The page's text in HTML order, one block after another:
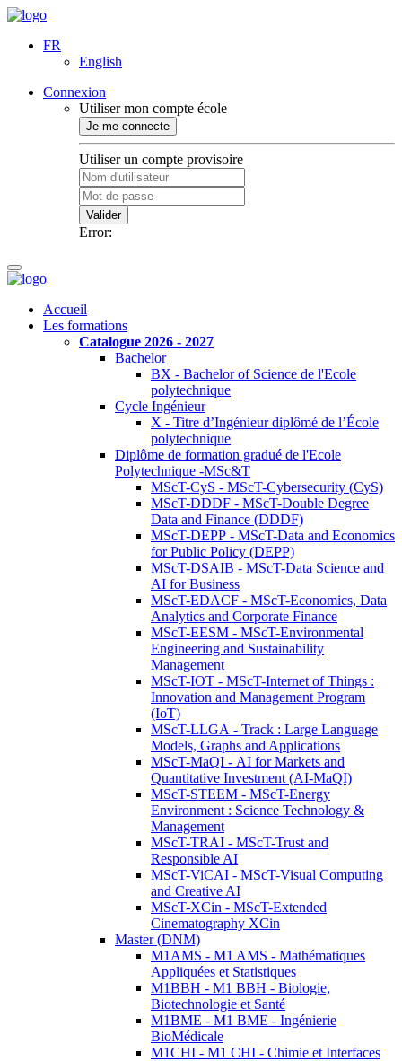
FR
English
Connexion
Utiliser mon compte école
Je me connecte
Utiliser un compte provisoire
Valider
Error:
Accueil
Les formations
Catalogue 2026 - 2027
Bachelor
BX - Bachelor of Science de l'Ecole
polytechnique
Cycle Ingénieur
X - Titre d’Ingénieur diplômé de l’École
polytechnique
Diplôme de formation gradué de l'Ecole
Polytechnique -MSc&T
MScT-CyS - MScT-Cybersecurity (CyS)
MScT-DDDF - MScT-Double Degree
Data and Finance (DDDF)
MScT-DEPP - MScT-Data and Economics
for Public Policy (DEPP)
MScT-DSAIB - MScT-Data Science and
AI for Business
MScT-EDACF - MScT-Economics, Data
Analytics and Corporate Finance
MScT-EESM - MScT-Environmental
Engineering and Sustainability
Management
MScT-IOT - MScT-Internet of Things :
Innovation and Management Program
(IoT)
MScT-LLGA - Track : Large Language
Models, Graphs and Applications
MScT-MaQI - AI for Markets and
Quantitative Investment (AI-MaQI)
MScT-STEEM - MScT-Energy
Environment : Science Technology &
Management
MScT-TRAI - MScT-Trust and
Responsible AI
MScT-ViCAI - MScT-Visual Computing
and Creative AI
MScT-XCin - MScT-Extended
Cinematography XCin
Master (DNM)
M1AMS - M1 AMS - Mathématiques
Appliquées et Statistiques
M1BBH - M1 BBH - Biologie,
Biotechnologie et Santé
M1BME - M1 BME - Ingénierie
BioMédicale
M1CHI - M1 CHI - Chimie et Interfaces